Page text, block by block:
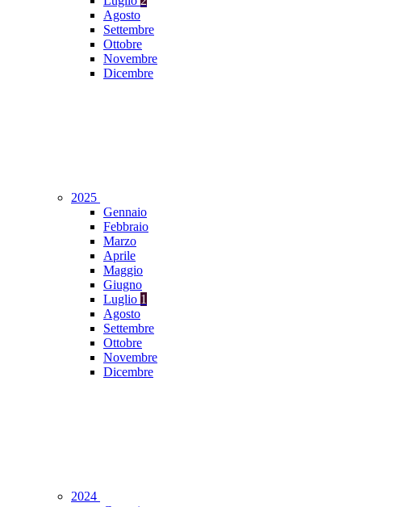
Agosto
Settembre
Ottobre
Novembre
Dicembre
2025
Gennaio
Febbraio
Marzo
Aprile
Maggio
Giugno
Luglio 1
Agosto
Settembre
Ottobre
Novembre
Dicembre
2024